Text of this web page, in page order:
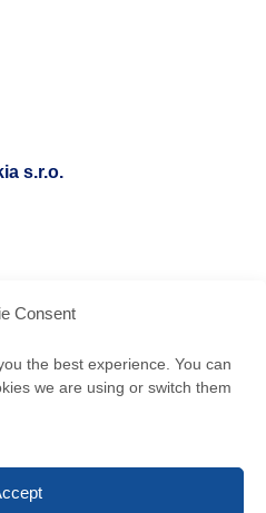
Consent
the best experience. You can
we are using or switch them
s.r.o.